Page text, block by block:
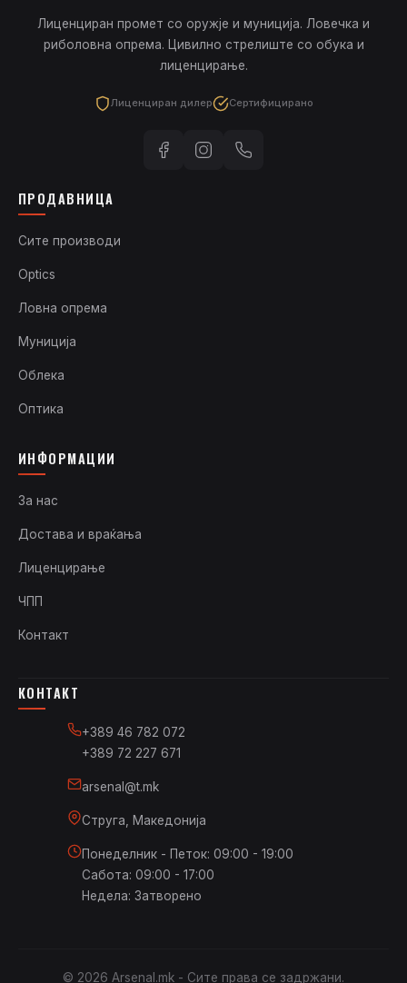
Лиценциран промет со оружје и муниција. Ловечка и
риболовна опрема. Цивилно стрелиште со обука и
лиценцирање.
Лиценциран дилер Сертифицирано
ПРОДАВНИЦА
Сите производи
Optics
Ловна опрема
Муниција
Облека
Оптика
ИНФОРМАЦИИ
За нас
Достава и враќања
Лиценцирање
ЧПП
Контакт
КОНТАКТ
+389 46 782 072
+389 72 227 671
arsenal@t.mk
Струга, Македонија
Понеделник - Петок: 09:00 - 19:00
Сабота: 09:00 - 17:00
Недела: Затворено
© 2026 Arsenal.mk - Сите права се задржани.